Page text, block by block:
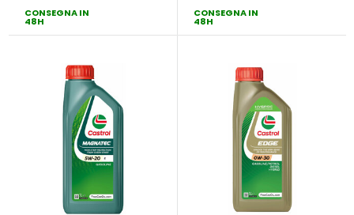
CONSEGNA IN
48H
CONSEGNA IN
48H